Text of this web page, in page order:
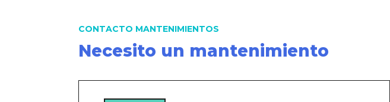
Necesito un mantenimiento
CONTACTO MANTENIMIENTOS